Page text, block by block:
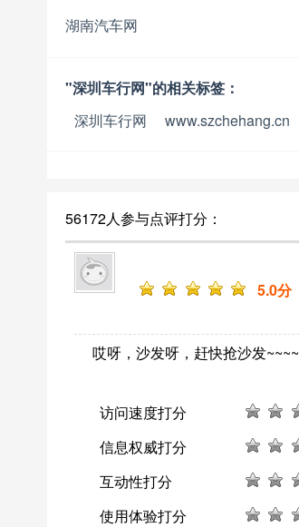
湖南汽车网
"深圳车行网"的相关标签：
深圳车行网
www.szchehang.cn
56172人参与点评打分：
5.0分
哎呀，沙发呀，赶快抢沙发~~~~
访问速度打分
信息权威打分
互动性打分
使用体验打分